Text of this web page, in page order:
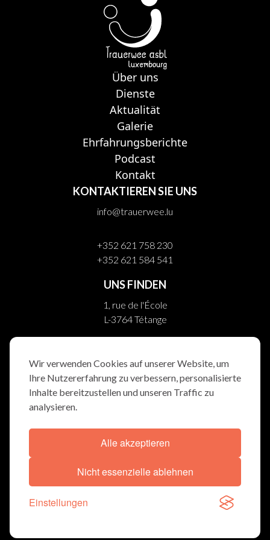
Wir verwenden Cookies auf unserer Website, um
Ihre Nutzererfahrung zu verbessern, personalisierte
Inhalte bereitzustellen und unseren Traffic zu
analysieren.
Alle akzeptieren
Nicht essenzielle ablehnen
Einstellungen
Über uns
Dienste
Aktualität
Galerie
Ehrfahrungsberichte
Podcast
Kontakt
KONTAKTIEREN SIE UNS
info@trauerwee.lu
+352 621 758 230
+352 621 584 541
UNS FINDEN
1, rue de l'École
L-3764 Tétange
L-8710 Boevange/Attert
FOLGEN SIE UNS
ALLGEMEINBEDINGUNGEN
© TRAUERWEE 2026